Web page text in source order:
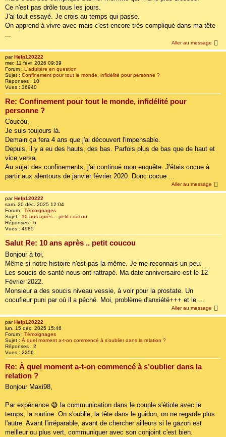
Ce n'est pas drôle tous les jours.
J'ai tout essayé. Je crois au temps qui passe.
On apprend à vivre avec mais c'est encore très compliqué dans ma tête
Aller au message
parHelp120222
mer. 11 févr. 2026 09:39
Forum : L'adultère en question
Sujet : Confinement pour tout le monde, infidélité pour personne ?
Réponses : 10
Vues : 36940
Re: Confinement pour tout le monde, infidélité pour
personne ?
Coucou,
Je suis toujours là.
Demain ça fera 4 ans que j'ai découvert l'impensable.
Depuis, il y a eu des hauts, des bas. Parfois plus de bas que de haut et
vice versa.
Au sujet des confinements, j'ai continué mon enquête. J'étais cocue à
partir aux alentours de janvier février 2020. Donc cocue ...
Aller au message
parHelp120222
sam. 20 déc. 2025 12:04
Forum : Témoignages
Sujet : 10 ans après .. petit coucou
Réponses : 6
Vues : 4985
Salut Re: 10 ans après .. petit coucou
Bonjour à toi,
Même si notre histoire n'est pas la même. Je me reconnais un peu.
Les soucis de santé nous ont rattrapé. Ma date anniversaire est le 12
Février 2022.
Monsieur a des soucis niveau vessie, à voir pour la prostate. Un
cocufieur puni par où il a péché. Moi, problème d'anxiété+++ et le ...
Aller au message
parHelp120222
lun. 15 déc. 2025 15:46
Forum : Témoignages
Sujet : À quel moment a-t-on commencé à s’oublier dans la relation ?
Réponses : 2
Vues : 2256
Re: À quel moment a-t-on commencé à s’oublier dans la
relation ?
Bonjour Maxi98,
Par expérience 😅 la communication dans le couple s'étiole avec le
temps, la routine. On s'oublie, la tête dans le guidon, on ne regarde plus
l'autre. Avant l'irréparable, avant de chercher ailleurs si le gazon est
meilleur ou plus vert, communiquer avec son conjoint c'est bien.